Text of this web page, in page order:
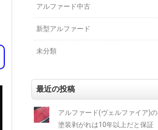
アルファード中古
新型アルファード
未分類
最近の投稿
アルファード(ヴェルファイア)の
塗装剥がれは10年以上だと保証